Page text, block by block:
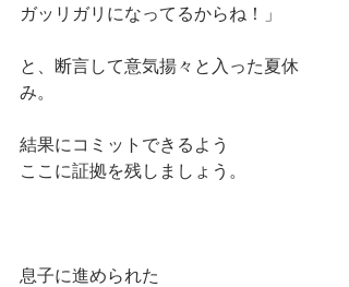
ガッリガリになってるからね！」
と、断言して意気揚々と入った夏休
み。
結果にコミットできるよう
ここに証拠を残しましょう。
息子に進められた